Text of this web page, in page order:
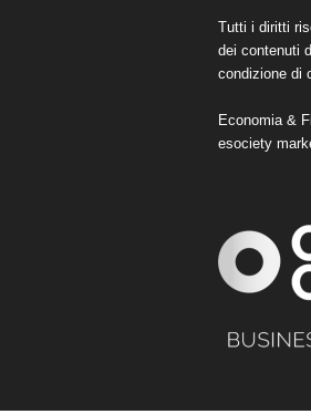
Tutti i diritti
dei contenuti
condizione di
Economia &
esociety